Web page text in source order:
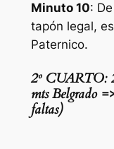
Minuto 10:
tapón legal,
Paternico.
2º CUARTO:
mts Belgrado
faltas)